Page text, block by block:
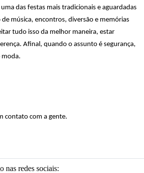
das festas mais tradicionais e aguardadas
música, encontros, diversão e memórias
tudo isso da melhor maneira, estar
Afinal, quando o assunto é segurança,
moda.
contato com a gente.
nas redes sociais: